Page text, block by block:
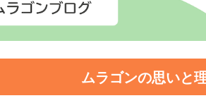
ムラゴンの思いと